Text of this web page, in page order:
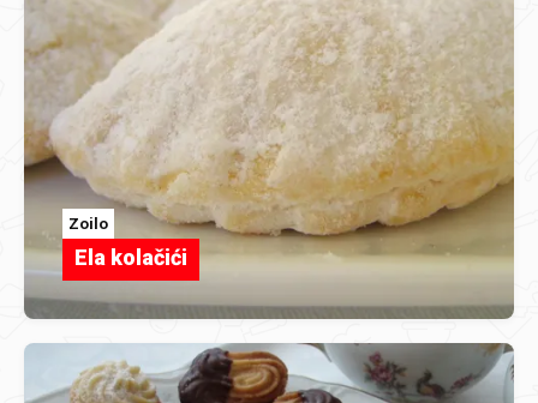
Zoilo
Ela kolačići